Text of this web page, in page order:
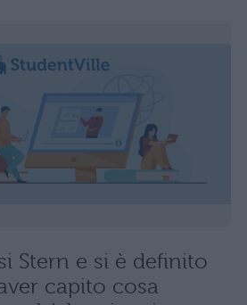
Stern e si è definito
capito cosa